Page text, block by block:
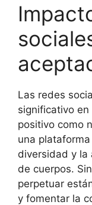
Las redes
significativo
positivo como
una
diversidad y la
de cuerpos.
perpetuar
y fomentar la